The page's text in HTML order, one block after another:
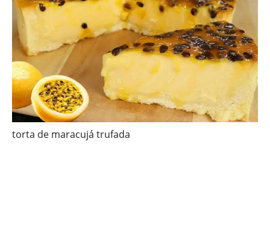
torta de maracujá trufada